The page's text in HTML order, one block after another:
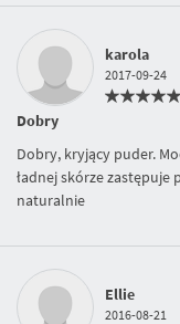
karola
2017-09-24
Dobry
Dobry, kryjący puder.
ładnej skórze zastępuje
naturalnie
Ellie
2016-08-21